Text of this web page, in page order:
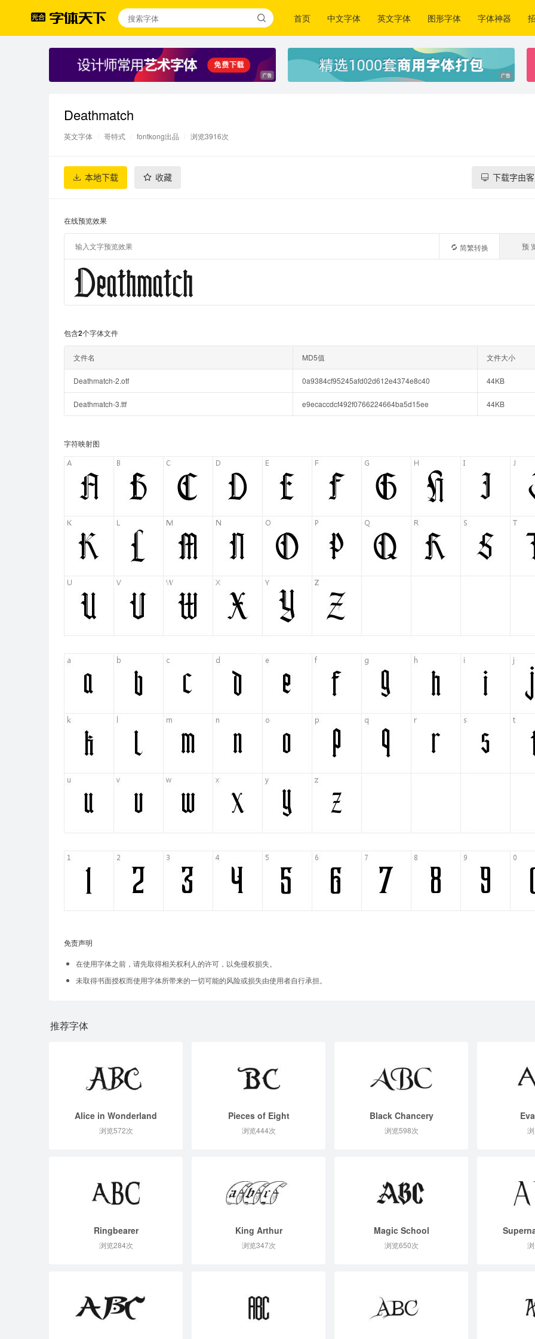
首页 中文字体 英文字体 图形字体 字体神器
Deathmatch
英文字体 哥特式 fontkong出品 浏览3916次
本地下载 收藏 下载字由
在线预览效果
预
简繁转换
包含2个字体文件
文件名 MD5值 文件大小
Deathmatch-2.otf 0a9384cf95245afd02d612e4374e8c40 44KB
Deathmatch-3.ttf e9ecaccdcf492f0766224664ba5d15ee 44KB
字符映射图
免责声明
在使用字体之前，请先取得相关权利人的许可，以免侵权损失。
未取得书面授权而使用字体所带来的一切可能的风险或损失由使用者自行承担。
推荐字体
Alice in Wonderland
浏览572次
Pieces of Eight
浏览444次
Black Chancery
浏览598次
Ringbearer
浏览284次
King Arthur
浏览347次
Magic School
浏览650次